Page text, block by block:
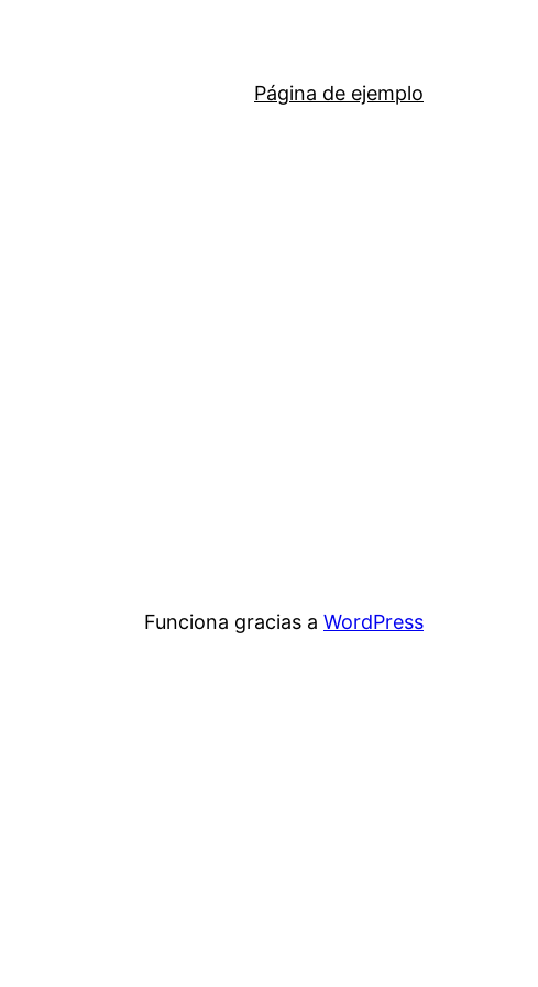
Página de ejemplo
Funciona gracias a WordPress